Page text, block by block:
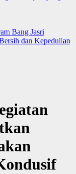
Bang Jasri
dan Kepedulian